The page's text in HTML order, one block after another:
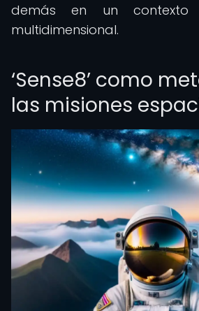
demás en un contexto
multidimensional.
‘Sense8’ como
las misiones